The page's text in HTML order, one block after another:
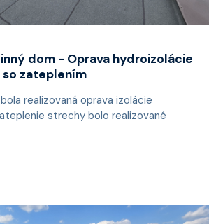
dom - Oprava hydroizolácie
zateplením
realizovaná oprava izolácie
strechy bolo realizované